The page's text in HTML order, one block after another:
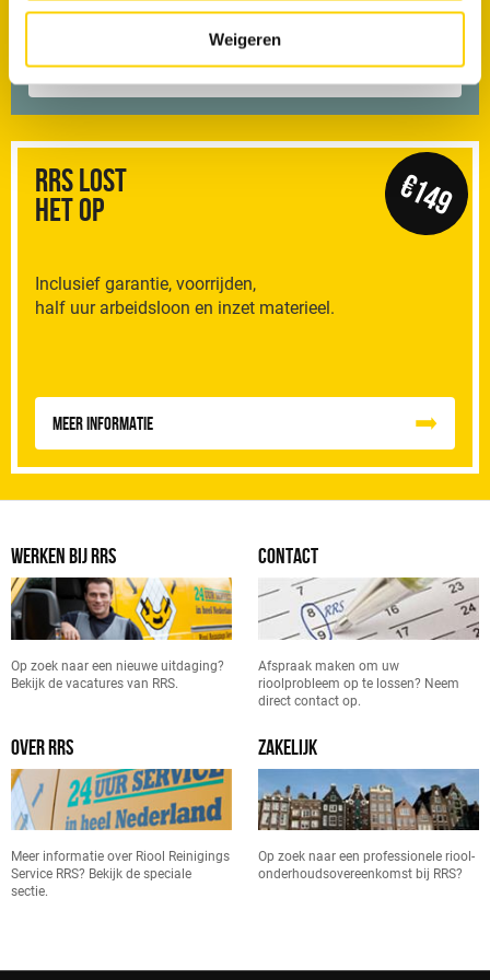
Weigeren
Offerteaanvraag
Vragen of suggesties
RRS Lost
het op
Inclusief garantie, voorrijden,
half uur arbeidsloon en inzet materieel.
€149
Meer informatie
WERKEN BIJ RRS
Op zoek naar een nieuwe uitdaging?
Bekijk de vacatures van RRS.
CONTACT
Afspraak maken om uw
rioolprobleem op te lossen? Neem
direct contact op.
OVER RRS
Meer informatie over Riool Reinigings
Service RRS? Bekijk de speciale
sectie.
ZAKELIJK
Op zoek naar een professionele riool-
onderhoudsovereenkomst bij RRS?